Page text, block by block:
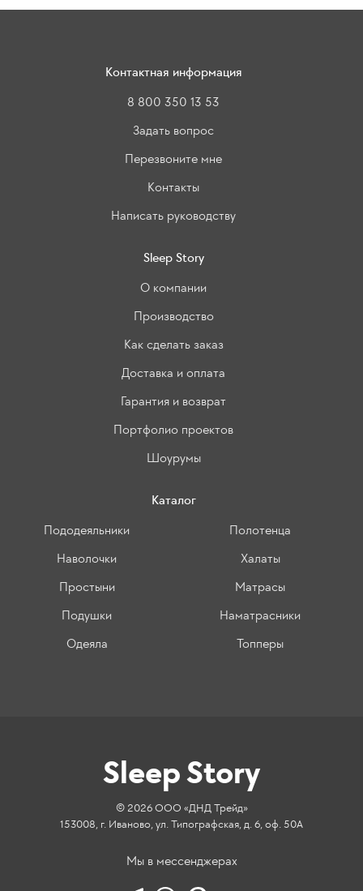
Контактная информация
8 800 350 13 53
Задать вопрос
Перезвоните мне
Контакты
Написать руководству
Sleep Story
О компании
Производство
Как сделать заказ
Доставка и оплата
Гарантия и возврат
Портфолио проектов
Шоурумы
Каталог
Пододеяльники
Наволочки
Простыни
Подушки
Одеяла
Полотенца
Халаты
Матрасы
Наматрасники
Топперы
Sleep Story
© 2026 ООО «ДНД Трейд»
153008, г. Иваново, ул. Типографская, д. 6, оф. 50А
Мы в мессенджерах